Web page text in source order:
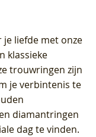
je liefde met onze
klassieke
trouwringen zijn
je verbintenis te
diamantringen
dag te vinden.